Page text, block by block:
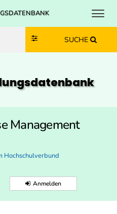
Zum Inhalt springen
Zum Navmenü springen
Zur Suche springen
Zur Footer springen
SUCHE
Management
Hochschulverbund
Anmelden